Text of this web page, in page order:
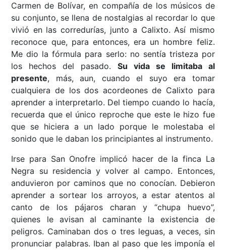
Carmen de Bolívar, en compañía de los músicos de
su conjunto, se llena de nostalgias al recordar lo que
vivió en las corredurías, junto a Calixto. Así mismo
reconoce que, para entonces, era un hombre feliz.
Me dio la fórmula para serlo: no sentía tristeza por
los hechos del pasado. Su vida se limitaba al
presente, más, aun, cuando el suyo era tomar
cualquiera de los dos acordeones de Calixto para
aprender a interpretarlo. Del tiempo cuando lo hacía,
recuerda que el único reproche que este le hizo fue
que se hiciera a un lado porque le molestaba el
sonido que le daban los principiantes al instrumento.
Irse para San Onofre implicó hacer de la finca La
Negra su residencia y volver al campo. Entonces,
anduvieron por caminos que no conocían. Debieron
aprender a sortear los arroyos, a estar atentos al
canto de los pájaros charan y “chupa huevo”,
quienes le avisan al caminante la existencia de
peligros. Caminaban dos o tres leguas, a veces, sin
pronunciar palabras. Iban al paso que les imponía el